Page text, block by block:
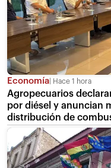
Economía Hace 1 hora
Agropecuarios
por diésel y anuncian
distribución de